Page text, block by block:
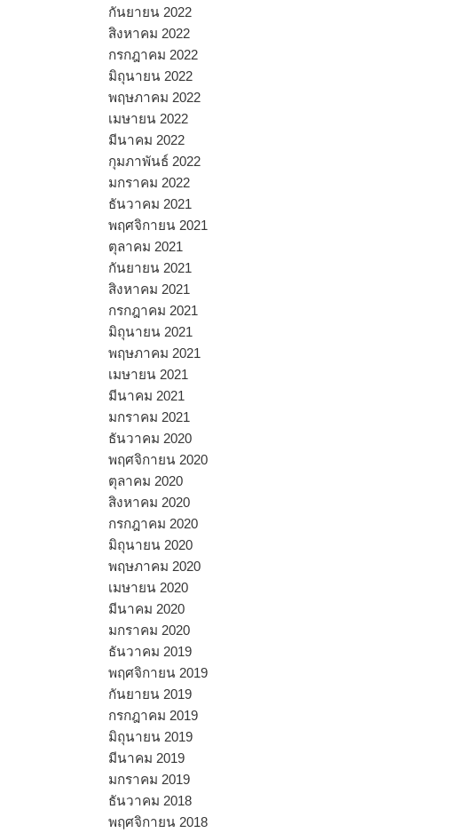
กันยายน 2022
สิงหาคม 2022
กรกฎาคม 2022
มิถุนายน 2022
พฤษภาคม 2022
เมษายน 2022
มีนาคม 2022
กุมภาพันธ์ 2022
มกราคม 2022
ธันวาคม 2021
พฤศจิกายน 2021
ตุลาคม 2021
กันยายน 2021
สิงหาคม 2021
กรกฎาคม 2021
มิถุนายน 2021
พฤษภาคม 2021
เมษายน 2021
มีนาคม 2021
มกราคม 2021
ธันวาคม 2020
พฤศจิกายน 2020
ตุลาคม 2020
สิงหาคม 2020
กรกฎาคม 2020
มิถุนายน 2020
พฤษภาคม 2020
เมษายน 2020
มีนาคม 2020
มกราคม 2020
ธันวาคม 2019
พฤศจิกายน 2019
กันยายน 2019
กรกฎาคม 2019
มิถุนายน 2019
มีนาคม 2019
มกราคม 2019
ธันวาคม 2018
พฤศจิกายน 2018